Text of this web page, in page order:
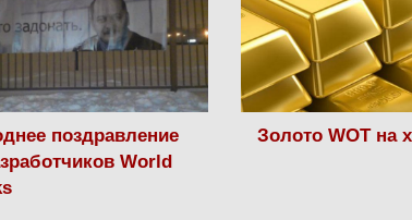
поздравление
World
Золото WOT на